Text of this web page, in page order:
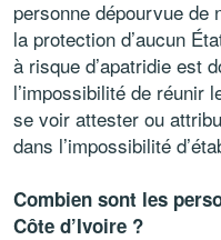
personne dépourvue de
la protection d’aucun
à risque d’apatridie est
l’impossibilité de réunir
se voir attester ou
dans l’impossibilité
Combien sont les
Côte d’Ivoire ?